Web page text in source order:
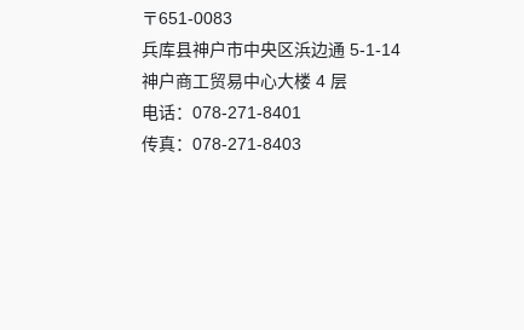
〒651-0083
兵库县神户市中央区浜边通 5-1-14
神户商工贸易中心大楼 4 层
电话：078-271-8401
传真：078-271-8403